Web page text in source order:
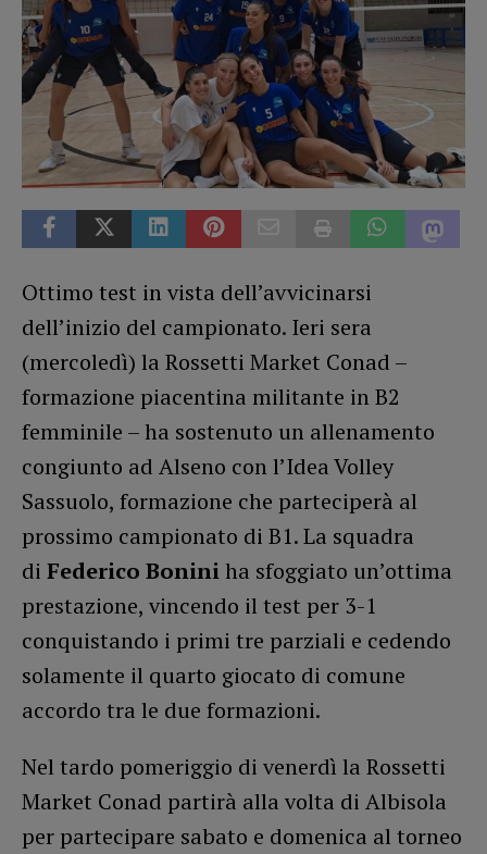
Ottimo test in vista dell’avvicinarsi
dell’inizio del campionato. Ieri sera
(mercoledì) la Rossetti Market Conad –
formazione piacentina militante in B2
femminile – ha sostenuto un allenamento
congiunto ad Alseno con l’Idea Volley
Sassuolo, formazione che parteciperà al
prossimo campionato di B1. La squadra
di Federico Boniniha sfoggiato un’ottima
prestazione, vincendo il test per 3-1
conquistando i primi tre parziali e cedendo
solamente il quarto giocato di comune
accordo tra le due formazioni.
Nel tardo pomeriggio di venerdì la Rossetti
Market Conad partirà alla volta di Albisola
per partecipare sabato e domenica al torneo